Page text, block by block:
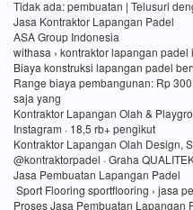
Tidak ada: pembuatan ‎| Telusuri
Jasa Kontraktor Lapangan Padel
ASA Group Indonesia
withasa › kontraktor lapangan padel
Biaya konstruksi lapangan padel
Range biaya pembangunan: Rp
saja yang
Kontraktor Lapangan Olah &
Instagram · 18,5 rb+ pengikut
Kontraktor Lapangan Olah Design,
@kontraktorpadel · Graha
Jasa Pembuatan Lapangan Padel
Sport Flooring sportflooring › jasa
Proses Jasa Pembuatan Lapangan